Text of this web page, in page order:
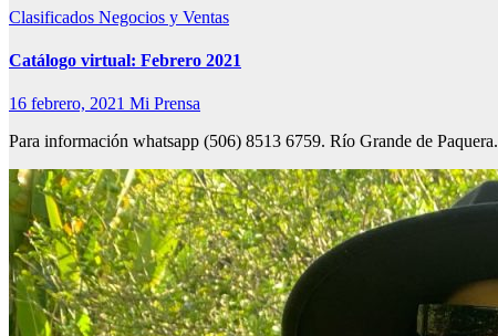
Clasificados Negocios y Ventas
Catálogo virtual: Febrero 2021
16 febrero, 2021 Mi Prensa
Para información whatsapp (506) 8513 6759. Río Grande de Paquera.